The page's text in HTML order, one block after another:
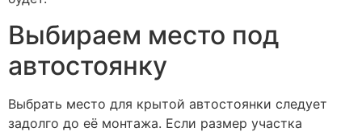
Выбираем место под
автостоянку
Выбрать место для крытой автостоянки следует
задолго до её монтажа. Если размер участка